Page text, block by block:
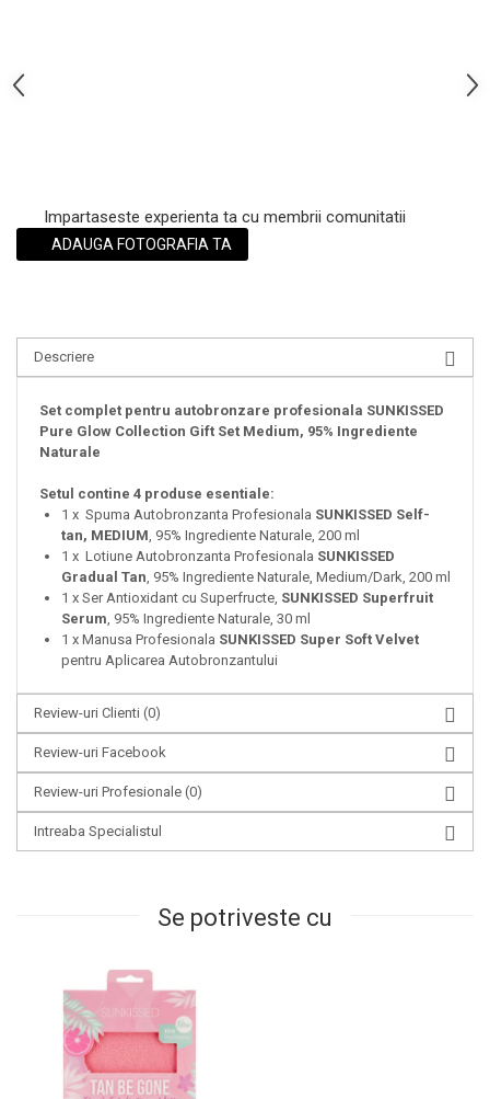
Impartaseste experienta ta cu membrii comunitatii
ADAUGA FOTOGRAFIA TA
Descriere
Set complet pentru autobronzare profesionala SUNKISSED
Pure Glow Collection Gift Set Medium, 95% Ingrediente
Naturale
Setul contine 4 produse esentiale:
1 x Spuma Autobronzanta Profesionala SUNKISSED Self-
tan, MEDIUM, 95% Ingrediente Naturale, 200 ml
1 x Lotiune Autobronzanta Profesionala SUNKISSED
Gradual Tan, 95% Ingrediente Naturale, Medium/Dark, 200 ml
1 x Ser Antioxidant cu Superfructe, SUNKISSED Superfruit
Serum, 95% Ingrediente Naturale, 30 ml
1 x Manusa Profesionala SUNKISSED Super Soft Velvet
pentru Aplicarea Autobronzantului
Review-uri Clienti (0)
Review-uri Facebook
Review-uri Profesionale (0)
Intreaba Specialistul
Se potriveste cu